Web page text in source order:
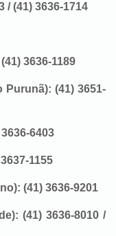
/ (41) 3636-1714
3636-1189
(41) 3651-
6403
1155
(41) 3636-9201
(41) 3636-8010 /